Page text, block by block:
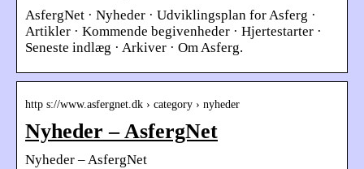
AsfergNet · Nyheder · Udviklingsplan for Asferg ·
Artikler · Kommende begivenheder · Hjertestarter ·
Seneste indlæg · Arkiver · Om Asferg.
http s://www.asfergnet.dk › category › nyheder
Nyheder – AsfergNet
Nyheder – AsfergNet